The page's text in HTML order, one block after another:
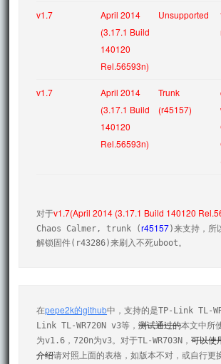
v1.7
April 2014
(3.17.1 Build
140120
Rel.56593n)
Unsupported
v1.7
April 2014
(3.17.1 Build
140120
Rel.56593n)
Trunk
(r45157)
对于v1.7(April 2014 (3.17.1 Build 140120
Chaos Calmer, trunk (r45157)来支持，所
在pepe2k的github中，支持的是TP-Link TL-
Link TL-WR720N v3等，测试通过的本文中所
为v1.6，720n为v3。对于TL-WR703N，可以使
介绍请对照上面的表格，如版本不对，或自行更